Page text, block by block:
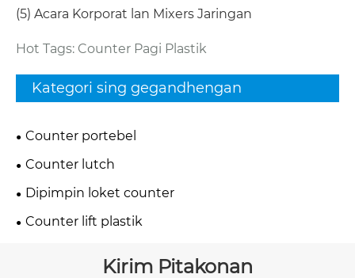
(5) Acara Korporat lan Mixers Jaringan
Hot Tags: Counter Pagi Plastik
Kategori sing gegandhengan
Counter portebel
Counter lutch
Dipimpin loket counter
Counter lift plastik
Kirim Pitakonan